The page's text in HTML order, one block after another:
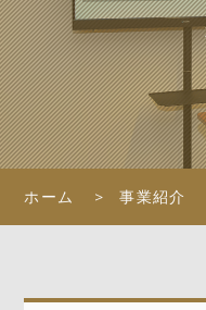
ホーム 事業紹介